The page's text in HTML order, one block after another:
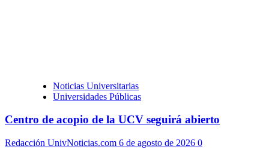
Noticias Universitarias
Universidades Públicas
Centro de acopio de la UCV seguirá abierto
Redacción UnivNoticias.com 6 de agosto de 2026 0